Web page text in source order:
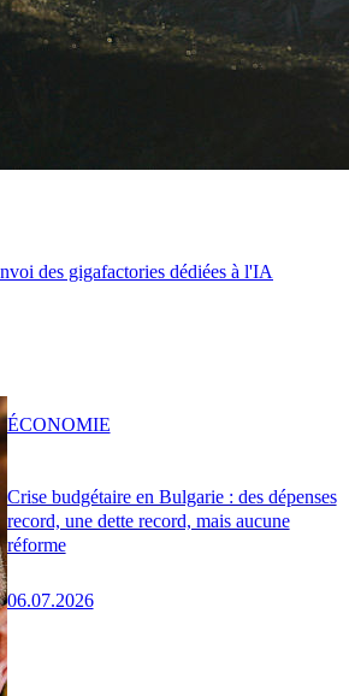
des gigafactories dédiées à l'IA
Crise budgétaire en Bulgarie : des dépenses
record, une dette record, mais aucune
réforme
06.07.2026
ÉCONOMIE